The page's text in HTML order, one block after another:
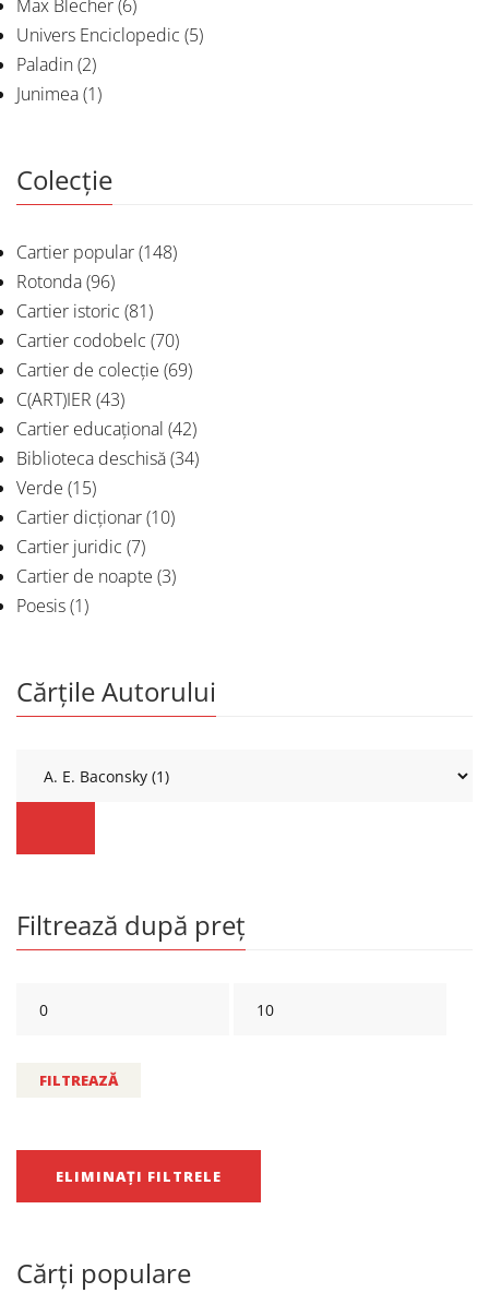
Max Blecher(6)
Univers Enciclopedic (5)
Paladin(2)
Junimea(1)
Colecție
Cartier popular(148)
Rotonda(96)
Cartier istoric (81)
Cartier codobelc (70)
Cartier de colecție (69)
C(ART)IER (43)
Cartier educațional (42)
Biblioteca deschisă(34)
Verde (15)
Cartier dicționar(10)
Cartier juridic (7)
Cartier de noapte (3)
Poesis(1)
Cărțile Autorului
Filtrează după preț
FILTREAZĂ
ELIMINAȚI FILTRELE
Cărți populare